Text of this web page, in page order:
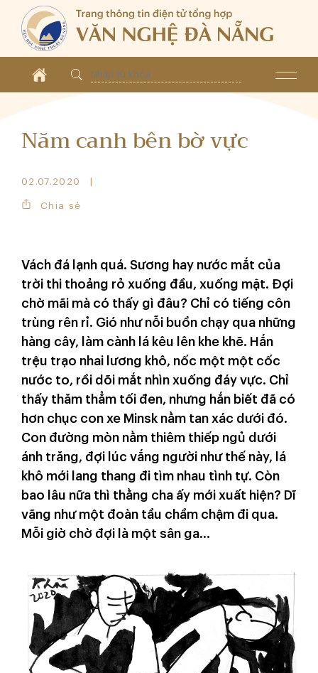
Năm canh bên bờ vực
02.07.2020
Chia sẻ
Vách đá lạnh quá. Sương hay nước mắt của
trời thi thoảng rỏ xuống đầu, xuống mặt. Đợi
chờ mãi mà có thấy gì đâu? Chỉ có tiếng côn
trùng rên rỉ. Gió như nỗi buồn chạy qua những
hàng cây, làm cành lá kêu lên khe khẽ. Hắn
trệu trạo nhai lương khô, nốc một một cốc
nước to, rồi dõi mắt nhìn xuống đáy vực. Chỉ
thấy thăm thẳm tối đen, nhưng hắn biết đã có
hơn chục con xe Minsk nằm tan xác dưới đó.
Con đường mòn nằm thiêm thiếp ngủ dưới
ánh trăng, đợi lúc vắng người như thế này, lá
khô mới lang thang đi tìm nhau tình tự. Còn
bao lâu nữa thì thằng cha ấy mới xuất hiện? Dĩ
vãng như một đoàn tầu chầm chậm đi qua.
Mỗi giờ chờ đợi là một sân ga…